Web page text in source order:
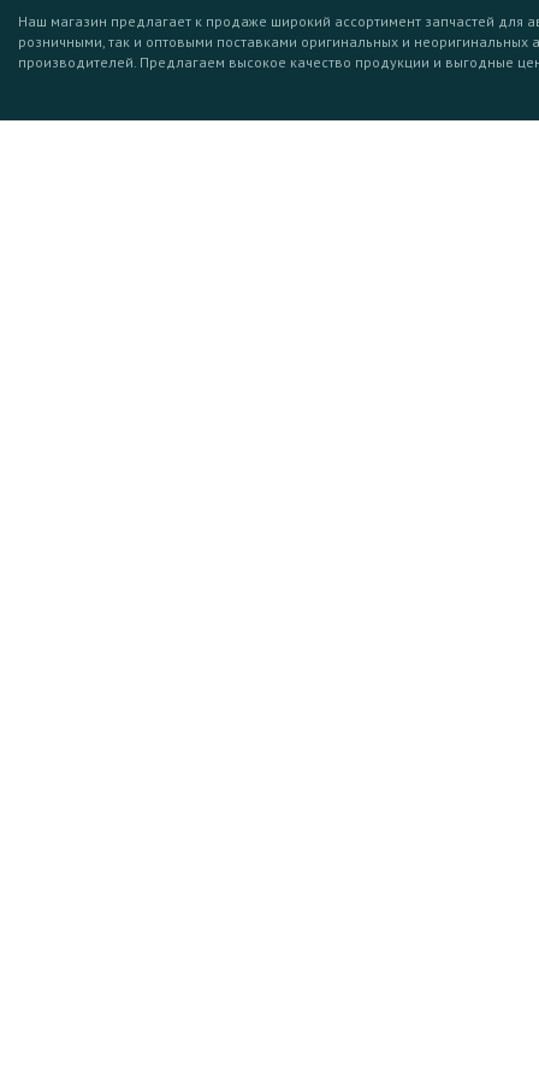
Наш магазин предлагает к продаже широкий ассортимент запчастей для
розничными, так и оптовыми поставками оригинальных и неоригинальных
производителей. Предлагаем высокое качество продукции и выгодные